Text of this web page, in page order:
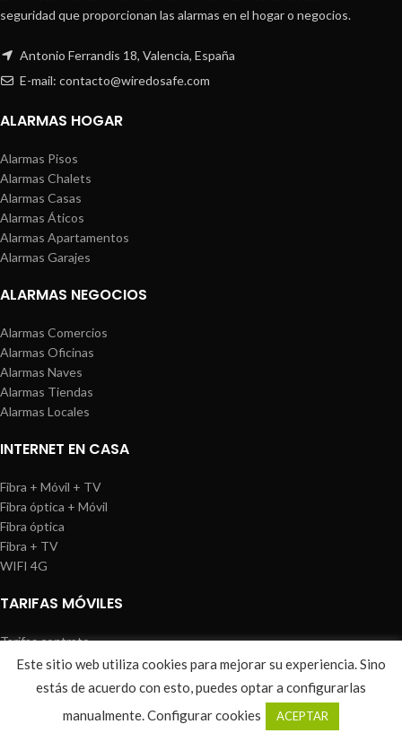
seguridad que proporcionan las alarmas en el hogar o negocios.
Antonio Ferrandis 18, Valencia, España
E-mail: contacto@wiredosafe.com
ALARMAS HOGAR
Alarmas Pisos
Alarmas Chalets
Alarmas Casas
Alarmas Áticos
Alarmas Apartamentos
Alarmas Garajes
ALARMAS NEGOCIOS
Alarmas Comercios
Alarmas Oficinas
Alarmas Naves
Alarmas Tiendas
Alarmas Locales
INTERNET EN CASA
Fibra + Móvil + TV
Fibra óptica + Móvil
Fibra óptica
Fibra + TV
WIFI 4G
TARIFAS MÓVILES
Tarifas contrato
Tarifas prepago
WIREDOSAFE Aviso Legal Política de Cookies |Sitemap
Este sitio web utiliza cookies para mejorar su experiencia. Sino
estás de acuerdo con esto, puedes optar a configurarlas
manualmente.Configurar cookies ACEPTAR